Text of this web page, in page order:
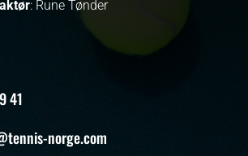
: Rune Tønder
41
norge.com